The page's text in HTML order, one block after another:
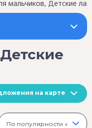
мальчиков, Детские
на карте
По популярности ↓